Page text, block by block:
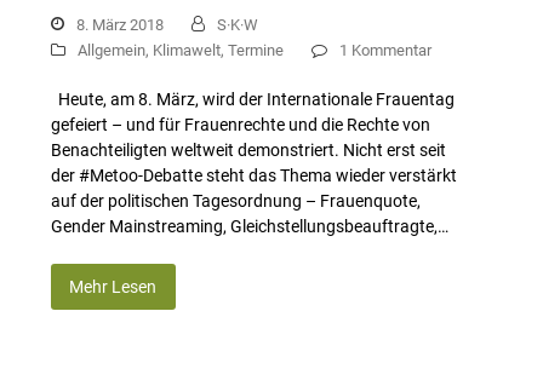
8. März 2018
S·K·W
Allgemein, Klimawelt,Termine 1 Kommentar
Heute, am 8. März, wird der Internationale Frauentag
gefeiert – und für Frauenrechte und die Rechte von
Benachteiligten weltweit demonstriert. Nicht erst seit
der #Metoo-Debatte steht das Thema wieder verstärkt
auf der politischen Tagesordnung – Frauenquote,
Gender Mainstreaming, Gleichstellungsbeauftragte,…
Mehr Lesen